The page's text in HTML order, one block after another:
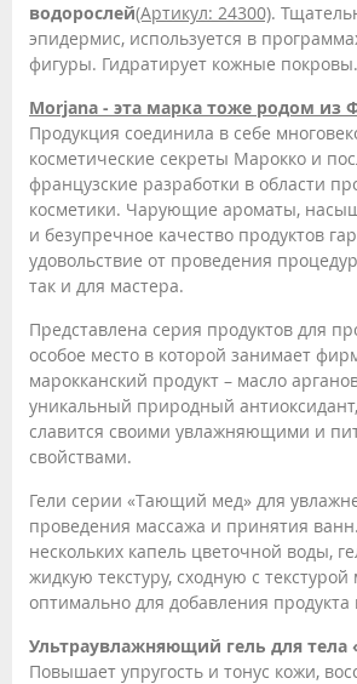
водорослей(Артикул: 24300).
эпидермис, используется в
фигуры. Гидратирует кожные покровы.
Morjana - эта марка тоже родом из
Продукция соединила в себе
косметические секреты Марокко и
французские разработки в области
косметики. Чарующие ароматы,
и безупречное качество продуктов
удовольствие от проведения
так и для мастера.
Представлена серия продуктов для
особое место в которой занимает
марокканский продукт – масло
уникальный природный
славится своими увлажняющими и
свойствами.
Гели серии «Тающий мед» для
проведения массажа и принятия
нескольких капель цветочной воды,
жидкую текстуру, сходную с текстурой
оптимально для добавления продукта
Ультраувлажняющий гель для
Повышает упругость и тонус кожи,